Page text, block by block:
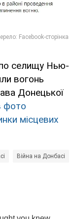
селищу Нью-
вогонь
Донецької
фото
місцевих
Війна на Донбасі